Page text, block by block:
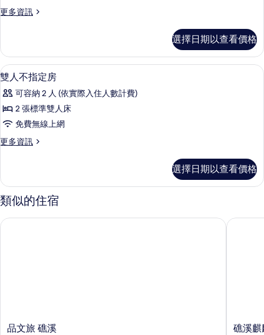
庭
(2
成
人
+2
位
12
歲
的
所
相
更多資訊
更
家
庭
房
成
人
位
12
歲
的
情
選擇日期以查看價格
顯
示
雙
人
指
房
的
所
有
羽絨被、客房內保險箱、書桌、遮光
3
雙人不指定房
可容納 2 人 (依實際入住人數計費)
2 張標準雙人床
免費無線上網
更多資訊
更
不
指
定
的
選擇日期以查看價格
類似的住宿
品
品文旅 礁溪
品文旅 礁溪
礁
礁溪麒
礁溪麒